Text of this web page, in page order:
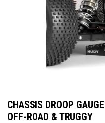
CHASSIS DROOP
OFF-ROAD & TRUGGY